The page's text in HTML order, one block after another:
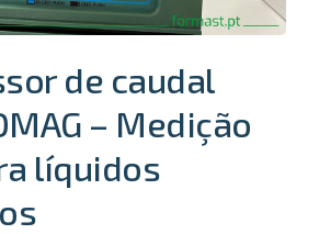
de caudal
– Medição
líquidos